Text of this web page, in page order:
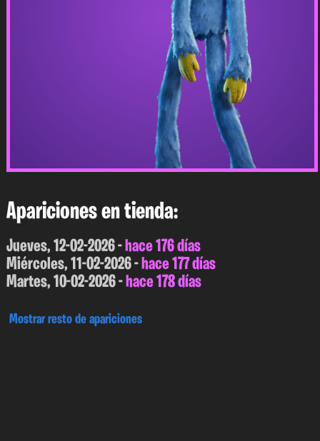
Apariciones en tienda:
Jueves, 12-02-2026 -hace 176 días
Miércoles, 11-02-2026 -hace 177 días
Martes, 10-02-2026 -hace 178 días
Mostrar resto de apariciones